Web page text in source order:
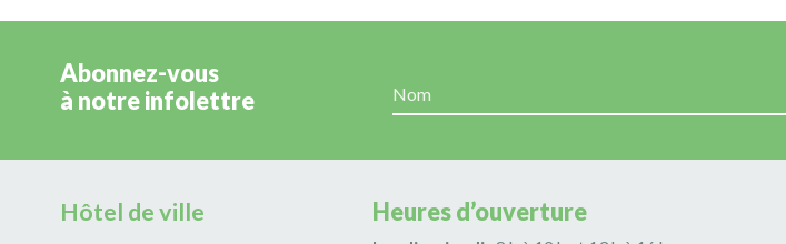
Abonnez-vous
à notre infolettre
Hôtel de ville Heures d’ouverture